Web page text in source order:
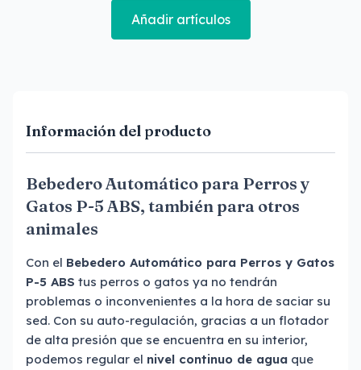
Añadir artículos
Información del producto
Bebedero Automático para Perros y
Gatos P-5 ABS, también para otros
animales
Con el Bebedero Automático para Perros y Gatos
P-5 ABS tus perros o gatos ya no tendrán
problemas o inconvenientes a la hora de saciar su
sed. Con su auto-regulación, gracias a un flotador
de alta presión que se encuentra en su interior,
podemos regular el nivel continuo de agua que